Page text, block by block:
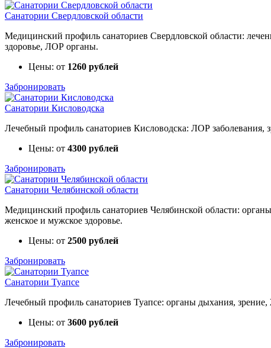
Санатории Свердловской области
Медицинский профиль санаториев Свердловской области:
здоровье, ЛОР органы.
Цены: от 1260 рублей
Забронировать
Санатории Кисловодска
Лечебный профиль санаториев Кисловодска: ЛОР заболевания,
Цены: от 4300 рублей
Забронировать
Санатории Челябинской области
Медицинский профиль санаториев Челябинской области:
женское и мужское здоровье.
Цены: от 2500 рублей
Забронировать
Санатории Туапсе
Лечебный профиль санаториев Туапсе: органы дыхания,
Цены: от 3600 рублей
Забронировать